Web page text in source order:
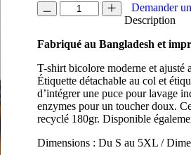
quantité
de
SHIRT
HOMME
PRIME
Demander
Description
Fabriqué au Bangladesh et
T-shirt bicolore moderne et ajusté
Étiquette détachable au col et
d’intégrer une puce pour lavage
enzymes pour un toucher doux.
recyclé 180gr. Disponible
Dimensions : Du S au 5XL /